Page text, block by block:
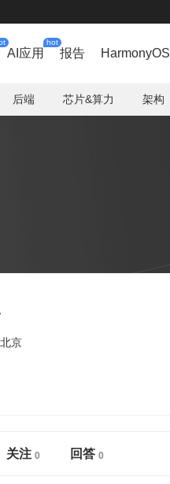
AI应用
hot
报告 HarmonyOS
后端 芯片&算力 架构
京
关注 回答